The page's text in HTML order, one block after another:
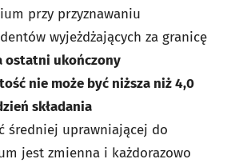
przy przyznawaniu
wyjeżdżających za granicę
ostatni ukończony
nie może być niższa niż 4,0
składania
średniej uprawniającej do
jest zmienna i każdorazowo